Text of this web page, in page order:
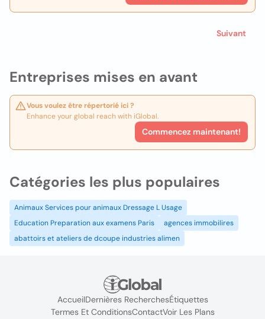
Entreprises mises en avant
Vous voulez être répertorié ici ?
Enhance your global reach with iGlobal.
Commencez maintenant!
Suivant
Catégories les plus populaires
Animaux Services pour animaux Dressage L Usage
Education Preparation aux examens Paris
agences immobilires
abattoirs et ateliers de dcoupe industries alimen
AccueilDernières RecherchesÉtiquettes
Termes Et ConditionsContactVoir Les Plans